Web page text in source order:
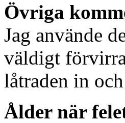
Övriga
Jag använde
väldigt
låtraden in
Ålder när